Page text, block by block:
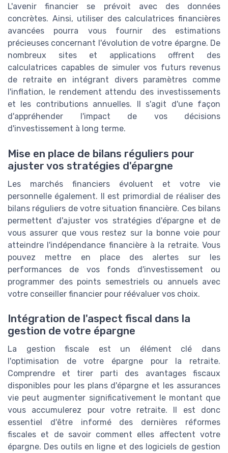
L'avenir financier se prévoit avec des données
concrètes. Ainsi, utiliser des calculatrices financières
avancées pourra vous fournir des estimations
précieuses concernant l'évolution de votre épargne. De
nombreux sites et applications offrent des
calculatrices capables de simuler vos futurs revenus
de retraite en intégrant divers paramètres comme
l'inflation, le rendement attendu des investissements
et les contributions annuelles. Il s'agit d'une façon
d'appréhender l'impact de vos décisions
d'investissement à long terme.
Mise en place de bilans réguliers pour
ajuster vos stratégies d'épargne
Les marchés financiers évoluent et votre vie
personnelle également. Il est primordial de réaliser des
bilans réguliers de votre situation financière. Ces bilans
permettent d'ajuster vos stratégies d'épargne et de
vous assurer que vous restez sur la bonne voie pour
atteindre l'indépendance financière à la retraite. Vous
pouvez mettre en place des alertes sur les
performances de vos fonds d'investissement ou
programmer des points semestriels ou annuels avec
votre conseiller financier pour réévaluer vos choix.
Intégration de l'aspect fiscal dans la
gestion de votre épargne
La gestion fiscale est un élément clé dans
l'optimisation de votre épargne pour la retraite.
Comprendre et tirer parti des avantages fiscaux
disponibles pour les plans d'épargne et les assurances
vie peut augmenter significativement le montant que
vous accumulerez pour votre retraite. Il est donc
essentiel d'être informé des dernières réformes
fiscales et de savoir comment elles affectent votre
épargne. Des outils en ligne et des logiciels de gestion